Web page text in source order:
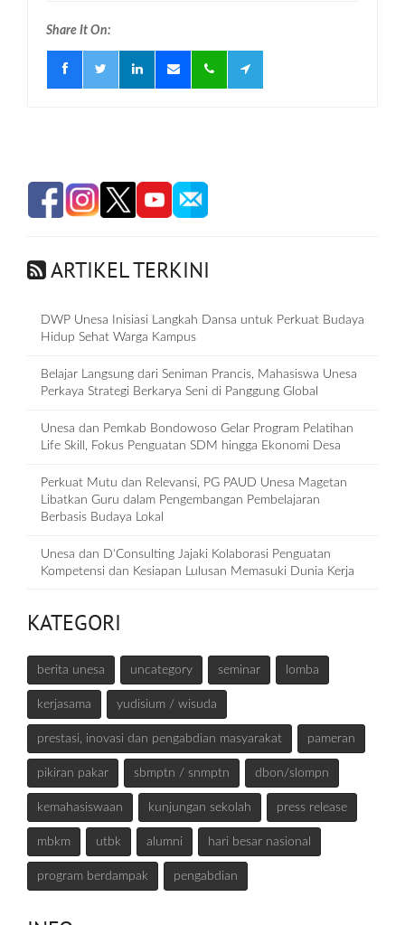
Share It On:
ARTIKEL TERKINI
DWP Unesa Inisiasi Langkah Dansa untuk Perkuat Budaya
Hidup Sehat Warga Kampus
Belajar Langsung dari Seniman Prancis, Mahasiswa Unesa
Perkaya Strategi Berkarya Seni di Panggung Global
Unesa dan Pemkab Bondowoso Gelar Program Pelatihan
Life Skill, Fokus Penguatan SDM hingga Ekonomi Desa
Perkuat Mutu dan Relevansi, PG PAUD Unesa Magetan
Libatkan Guru dalam Pengembangan Pembelajaran
Berbasis Budaya Lokal
Unesa dan D‘Consulting Jajaki Kolaborasi Penguatan
Kompetensi dan Kesiapan Lulusan Memasuki Dunia Kerja
KATEGORI
berita unesa uncategory seminar lomba
kerjasama yudisium / wisuda
prestasi, inovasi dan pengabdian masyarakat pameran
pikiran pakar sbmptn / snmptn dbon/slompn
kemahasiswaan kunjungan sekolah press release
mbkm utbk alumni hari besar nasional
program berdampak pengabdian